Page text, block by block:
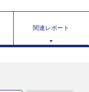
関連レポート